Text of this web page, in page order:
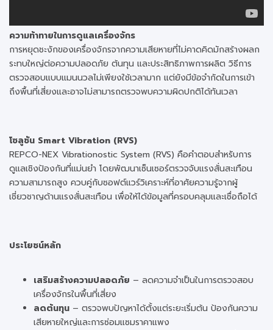
ความท้าทายในการดูแลเครื่องจักร
การหยุดชะงักของเครื่องจักรจากความเสียหายที่ไม่คาดคิดมักสร้างผลก
ระทบใหญ่ต่อความปลอดภัย ต้นทุน และประสิทธิภาพการผลิต วิธีการ
ตรวจสอบแบบแมนนวลไม่เพียงใช้เวลามาก แต่ยังมีข้อจำกัดในการเข้า
ถึงพื้นที่เสี่ยงและอาจไม่สามารถตรวจพบความผิดปกติได้ทันเวลา
โซลูชัน Smart Vibration (RVS)
REPCO-NEX Vibrationostic System (RVS) คือคำตอบสำหรับการ
ดูแลเชิงป้องกันที่แม่นยำ โดยพัฒนาเซ็นเซอร์ตรวจจับแรงสั่นสะเทือน
ความสามารถสูง ควบคู่กับซอฟต์แวร์วิเคราะห์ที่อาศัยความรู้จากผู้
เชี่ยวชาญด้านแรงสั่นสะเทือน เพื่อให้ได้ข้อมูลที่ครอบคลุมและเชื่อถือได้
ประโยชน์หลัก
เสริมสร้างความปลอดภัย – ลดความจำเป็นในการตรวจสอบ
เครื่องจักรในพื้นที่เสี่ยง
ลดต้นทุน – ตรวจพบปัญหาได้ตั้งแต่ระยะเริ่มต้น ป้องกันความ
เสียหายใหญ่และการซ่อมแซมราคาแพง